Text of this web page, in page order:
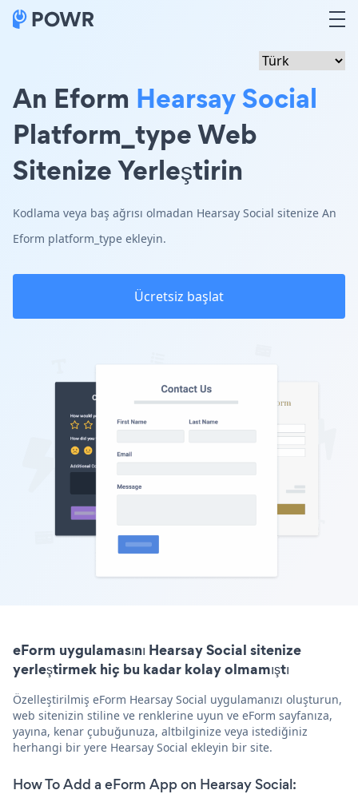
An Eform Hearsay Social
Platform_type Web
Sitenize Yerleştirin
Kodlama veya baş ağrısı olmadan Hearsay Social sitenize An
Eform platform_type ekleyin.
Ücretsiz başlat
eForm uygulamasını Hearsay Social sitenize
yerleştirmek hiç bu kadar kolay olmamıştı
Özelleştirilmiş eForm Hearsay Social uygulamanızı oluşturun,
web sitenizin stiline ve renklerine uyun ve eForm sayfanıza,
yayına, kenar çubuğunuza, altbilginize veya istediğiniz
herhangi bir yere Hearsay Social ekleyin bir site.
How To Add a eForm App on Hearsay Social: